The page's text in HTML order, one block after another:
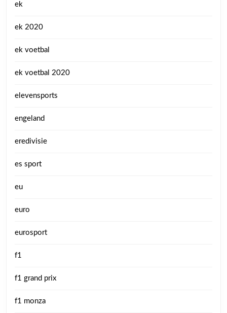
ek
ek 2020
ek voetbal
ek voetbal 2020
elevensports
engeland
eredivisie
es sport
eu
euro
eurosport
f1
f1 grand prix
f1 monza